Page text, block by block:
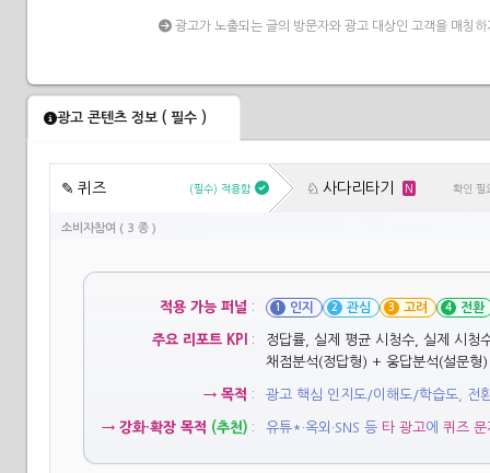
정보제공
엔터테인먼트/미디어
광고가 노출되는 글의 방문자와 광고 대상인 고객을 매칭
광고 콘텐츠 정보 ( 필수 )
✎ 퀴즈 (필수) 적용함 ♘ 사다리타기 N 확인 필
소비자참여 ( 3 종 )
적용 가능 퍼널 : 1 인지 2 관심 3 고려 4 전환
주요 리포트 KPI :
정답률, 실제 평균 시청수, 실제 시
채점분석(정답형) + 웅답분석(설문형
→ 목적 : 광고 핵심 인지도/이해도/학습도, 전
→ 강화·확장 목적 (추천) : 유튜*·옥외·SNS 등 타 광고에 퀴즈 문